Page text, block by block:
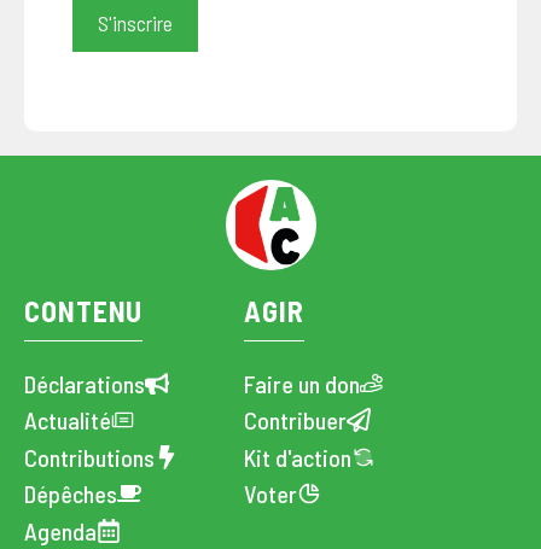
CONTENU
Déclarations
Actualité
Contributions
Dépêches
Agenda
AGIR
Faire un don
Contribuer
Kit d'action
Voter